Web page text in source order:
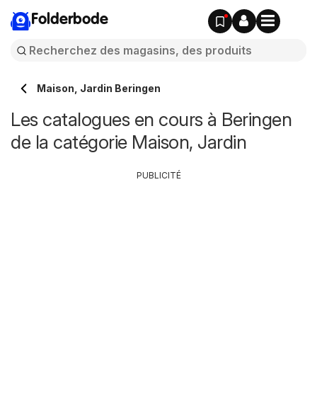
Folderbode
Maison, Jardin Beringen
Les catalogues en cours à Beringen
de la catégorie Maison, Jardin
PUBLICITÉ